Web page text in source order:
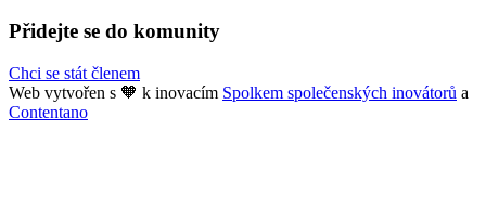
Přidejte se do komunity
Chci se stát členem
Web vytvořen s 🧡 k inovacím Spolkem společenských inovátorů a
Contentano